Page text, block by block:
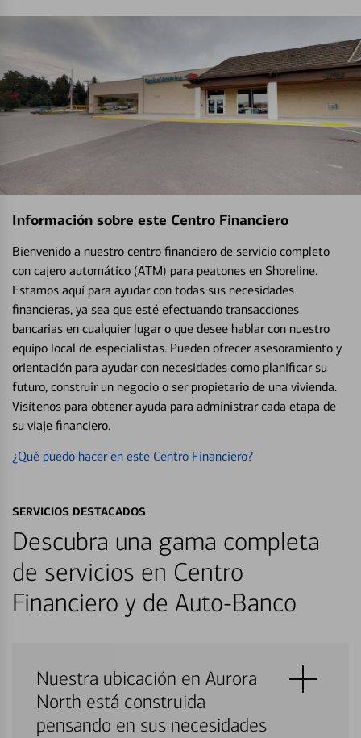
Información sobre este Centro Financiero
Bienvenido a nuestro centro financiero de servicio completo
con cajero automático (ATM) para peatones en Shoreline.
Estamos aquí para ayudar con todas sus necesidades
financieras, ya sea que esté efectuando transacciones
bancarias en cualquier lugar o que desee hablar con nuestro
equipo local de especialistas. Pueden ofrecer asesoramiento y
orientación para ayudar con necesidades como planificar su
futuro, construir un negocio o ser propietario de una vivienda.
Visítenos para obtener ayuda para administrar cada etapa de
su viaje financiero.
¿Qué puedo hacer en este Centro Financiero?
SERVICIOS DESTACADOS
Descubra una gama completa
de servicios en Centro
Financiero y de Auto-Banco
Nuestra ubicación en Aurora
North está construida
pensando en sus necesidades